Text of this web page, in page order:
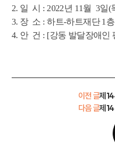
2. 일 시 : 2022년 11월 3일(
3. 장 소 : 하트-하트재단 1
4. 안 건 : [강동 발달장애인
이전 글제
제
다음 글